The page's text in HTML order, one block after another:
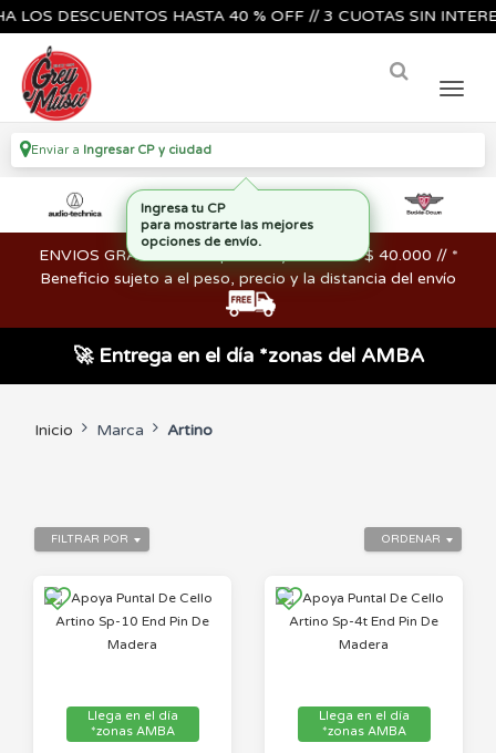
DESCUENTOS HASTA 40 % OFF // 3 CUOTAS SIN
Enviar a Ingresar CP y ciudad
ENVIOS GRATIS en compras mayores a los $ 40.000 // *
Beneficio sujeto a el peso, precio y la distancia del envío
🚀 Entrega en el día *zonas del AMBA
Inicio Marca Artino
ORDENAR
FILTRAR POR
Llega en el día
*zonas AMBA
Llega en el día
*zonas AMBA
Ingresa tu CP
para mostrarte las mejores
opciones de envío.